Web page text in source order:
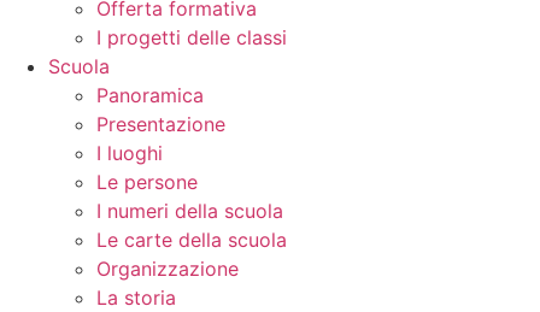
Offerta formativa
I progetti delle classi
Scuola
Panoramica
Presentazione
I luoghi
Le persone
I numeri della scuola
Le carte della scuola
Organizzazione
La storia